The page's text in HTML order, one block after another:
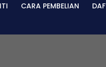
CARA PEMBELIAN